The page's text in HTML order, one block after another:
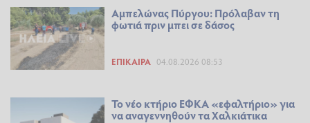
Αμπελώνας Πύργου: Πρόλαβαν τη
φωτιά πριν μπει σε δάσος
ΕΠΊΚΑΙΡΑ 04.08.2026 08:53
Το νέο κτήριο ΕΦΚΑ «εφαλτήριο» για
να αναγεννηθούν τα Χαλκιάτικα